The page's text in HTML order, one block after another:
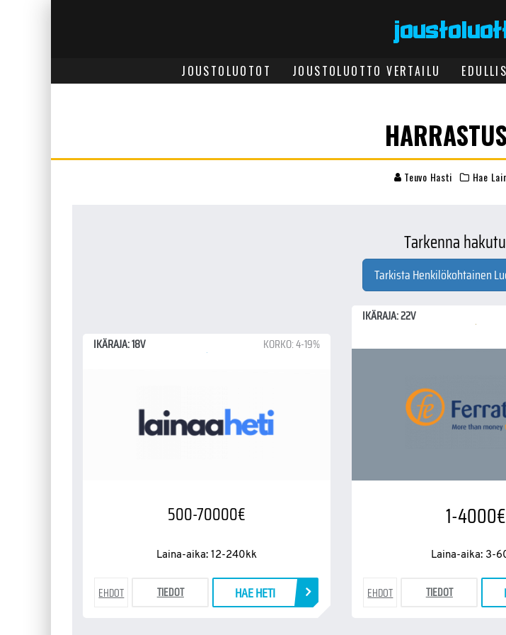
JOUSTOLUOTOT JOUSTOLUOTTO VERTAILU
Teuvo Hasti Hae
Tarkenna
Tarkista Henkilökohtainen
IKÄRAJA: 22V
1-4000€
Laina-aika: 3-
EHDOT TIEDOT
IKÄRAJA: 18V KORKO: 4-19%
500-70000€
Laina-aika: 12-240kk
EHDOT TIEDOT HAE HETI